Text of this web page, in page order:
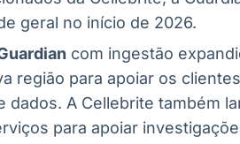
geral no início de 2026.
com ingestão
região para apoiar os
A Cellebrite também
para apoiar